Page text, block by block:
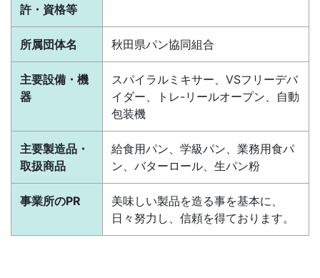
許・資格等
所属団体名 秋田県パン協同組合
主要設備・機
器
スパイラルミキサー、VSフリーデバ
イダー、トレ-リールオープン、自動
包装機
主要製造品・
取扱商品
給食用パン、学級パン、業務用食パ
ン、バターロール、生パン粉
事業所のPR
美味しい製品を造る事を基本に、
日々努力し、信頼を得ております。